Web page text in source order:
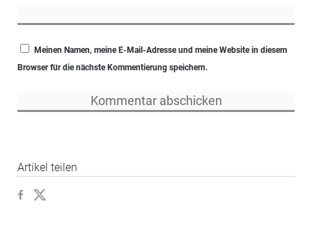
Meinen Namen, meine E-Mail-Adresse und meine Website in diesem
Browser für die nächste Kommentierung speichern.
Artikel teilen